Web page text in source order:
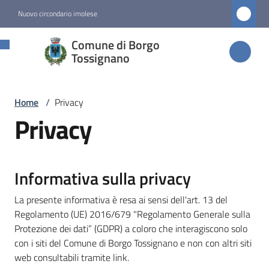
Nuovo circondario imolese
Comune di Borgo
Tossignano
Comune di
Borgo
Amministrazione
Servizi
Vivere
Borgo
Tossignano
Home / Privacy
Privacy
Informativa sulla privacy
La presente informativa è resa ai sensi dell'art. 13 del
Regolamento (UE) 2016/679 "Regolamento Generale sulla
Protezione dei dati” (GDPR) a coloro che interagiscono solo
con i siti del Comune di Borgo Tossignano e non con altri siti
web consultabili tramite link.